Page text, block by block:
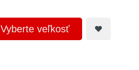
Vyberte veľkosť